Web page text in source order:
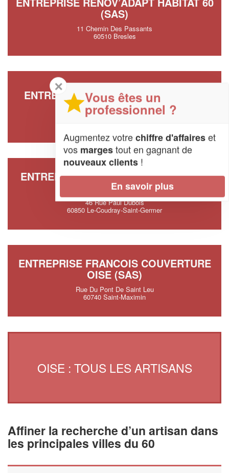
(SAS)
11 Chemin Des Passants
60510 Bresles
ENTREPRISE LJH CHARPENTE (SAS)
46 Rue Du Moulin
60400 Mondescourt
ENTREPRISE DELANDE COUVERTURE
ZINGUERIE (SAS)
46 Rue Paul Dubois
60850 Le-Coudray-Saint-Germer
ENTREPRISE FRANCOIS COUVERTURE
OISE (SAS)
Rue Du Pont De Saint Leu
60740 Saint-Maximin
OISE : TOUS LES ARTISANS
Affiner la recherche d’un artisan dans
les principales villes du 60
✕
Vous êtes un
professionnel ?
Augmentez votrechiffre d'affaireset
vos margestout en gagnant de
nouveaux clients !
En savoir plus